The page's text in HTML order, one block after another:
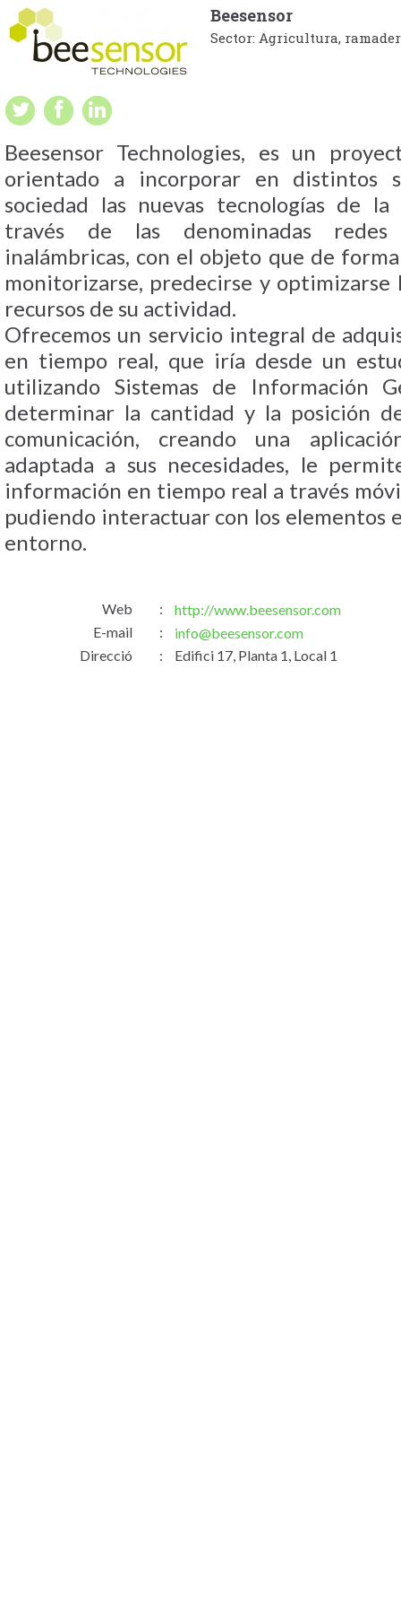
Beesensor
Sector: Agricultura,
Beesensor Technologies, es un
orientado a incorporar en distintos
sociedad las nuevas tecnologías de
través de las denominadas redes
inalámbricas, con el objeto que de
monitorizarse, predecirse y optimizarse
recursos de su actividad.
Ofrecemos un servicio integral de
en tiempo real, que iría desde un
utilizando Sistemas de Información
determinar la cantidad y la posición
comunicación, creando una
adaptada a sus necesidades, le
información en tiempo real a través
pudiendo interactuar con los elementos
entorno.
Web :
http://www.beesensor.com
E-mail
:
info@beesensor.com
Direcció
: Edifici 17, Planta 1, Local 1